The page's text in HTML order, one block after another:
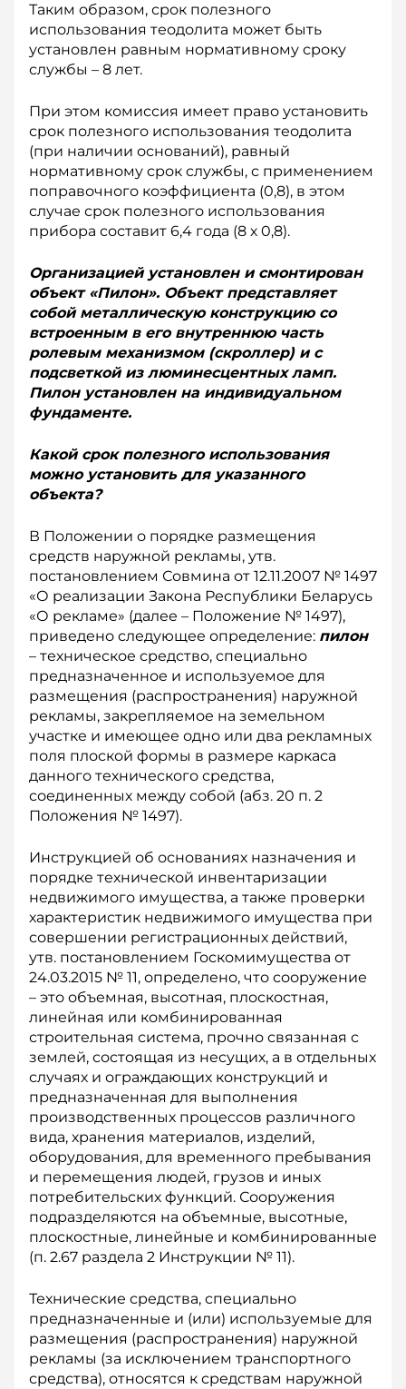
Таким образом, срок полезного
использования теодолита может быть
установлен равным нормативному сроку
службы – 8 лет.
При этом комиссия имеет право установить
срок полезного использования теодолита
(при наличии оснований), равный
нормативному срок службы, с применением
поправочного коэффициента (0,8), в этом
случае срок полезного использования
прибора составит 6,4 года (8 х 0,8).
Организацией установлен и смонтирован
объект «Пилон». Объект представляет
собой металлическую конструкцию со
встроенным в его внутреннюю часть
ролевым механизмом (скроллер) и с
подсветкой из люминесцентных ламп.
Пилон установлен на индивидуальном
фундаменте.
Какой срок полезного использования
можно установить для указанного
объекта?
В Положении о порядке размещения
средств наружной рекламы, утв.
постановлением Совмина от 12.11.2007 № 1497
«О реализации Закона Республики Беларусь
«О рекламе» (далее – Положение № 1497),
приведено следующее определение: пилон
– техническое средство, специально
предназначенное и используемое для
размещения (распространения) наружной
рекламы, закрепляемое на земельном
участке и имеющее одно или два рекламных
поля плоской формы в размере каркаса
данного технического средства,
соединенных между собой (абз. 20 п. 2
Положения № 1497).
Инструкцией об основаниях назначения и
порядке технической инвентаризации
недвижимого имущества, а также проверки
характеристик недвижимого имущества при
совершении регистрационных действий,
утв. постановлением Госкомимущества от
24.03.2015 № 11, определено, что сооружение
– это объемная, высотная, плоскостная,
линейная или комбинированная
строительная система, прочно связанная с
землей, состоящая из несущих, а в отдельных
случаях и ограждающих конструкций и
предназначенная для выполнения
производственных процессов различного
вида, хранения материалов, изделий,
оборудования, для временного пребывания
и перемещения людей, грузов и иных
потребительских функций. Сооружения
подразделяются на объемные, высотные,
плоскостные, линейные и комбинированные
(п. 2.67 раздела 2 Инструкции № 11).
Технические средства, специально
предназначенные и (или) используемые для
размещения (распространения) наружной
рекламы (за исключением транспортного
средства), относятся к средствам наружной